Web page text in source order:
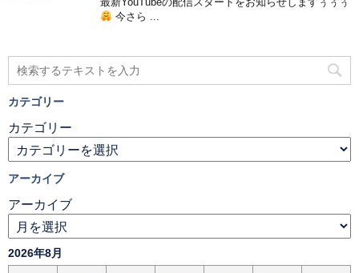
今さら ...
カテゴリー
カテゴリー
アーカイブ
アーカイブ
2026年8月